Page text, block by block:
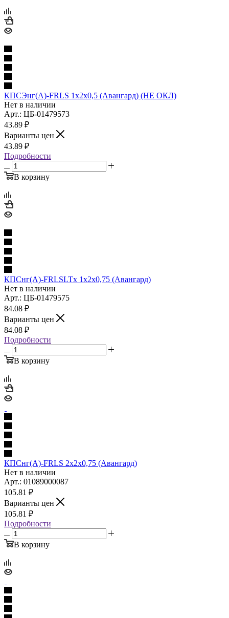
КПСЭнг(А)-FRLS 1х2х0,5 (Авангард) (НЕ ОКЛ)
Нет в наличии
Арт.: ЦБ-01479573
43.89 ₽
Варианты цен
43.89 ₽
Подробности
В корзину
КПСнг(А)-FRLSLTx 1х2х0,75 (Авангард)
Нет в наличии
Арт.: ЦБ-01479575
84.08 ₽
Варианты цен
84.08 ₽
Подробности
В корзину
КПСнг(А)-FRLS 2х2х0,75 (Авангард)
Нет в наличии
Арт.: 01089000087
105.81 ₽
Варианты цен
105.81 ₽
Подробности
В корзину